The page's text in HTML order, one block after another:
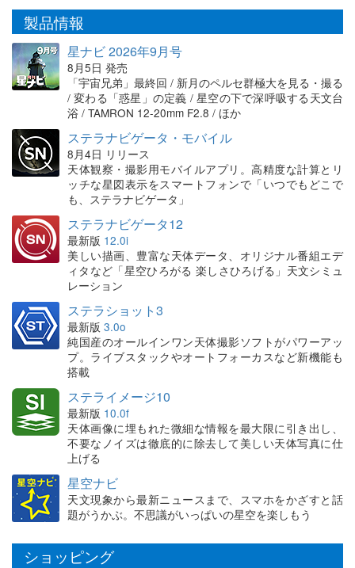
製品情報
星ナビ 2026年9月号
8月5日 発売
「宇宙兄弟」最終回 / 新月のペルセ群極大を見る・撮る
/ 変わる「惑星」の定義 / 星空の下で深呼吸する天文台
浴 / TAMRON 12-20mm F2.8 / ほか
ステラナビゲータ・モバイル
8月4日 リリース
天体観察・撮影用モバイルアプリ。高精度な計算とリ
ッチな星図表示をスマートフォンで「いつでもどこで
も、ステラナビゲータ」
ステラナビゲータ12
最新版 12.0i
美しい描画、豊富な天体データ、オリジナル番組エデ
ィタなど「星空ひろがる 楽しさひろげる」天文シミュ
レーション
ステラショット3
最新版 3.0o
純国産のオールインワン天体撮影ソフトがパワーアッ
プ。ライブスタックやオートフォーカスなど新機能も
搭載
ステライメージ10
最新版 10.0f
天体画像に埋もれた微細な情報を最大限に引き出し、
不要なノイズは徹底的に除去して美しい天体写真に仕
上げる
星空ナビ
天文現象から最新ニュースまで、スマホをかざすと話
題がうかぶ。不思議がいっぱいの星空を楽しもう
ショッピング